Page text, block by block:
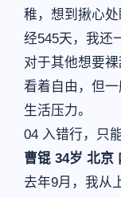
稚，想到揪心
经545天，我还
对于其他想要
看着自由，但一
生活压力。
04 入错行，只
曹锟 34岁 北京
去年9月，我从